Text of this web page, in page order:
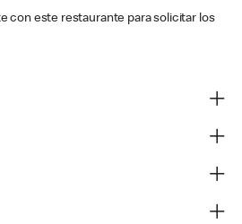
con este restaurante para solicitar los